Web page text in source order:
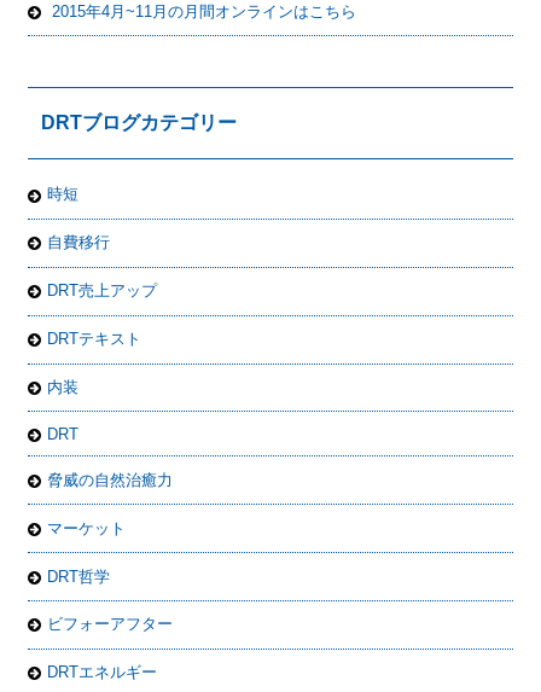
2015年4月~11月の月間オンラインはこちら
DRTブログカテゴリー
時短
自費移行
DRT売上アップ
DRTテキスト
内装
DRT
脅威の自然治癒力
マーケット
DRT哲学
ビフォーアフター
DRTエネルギー